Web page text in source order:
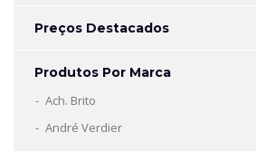
Preços Destacados
Produtos Por Marca
Ach. Brito
André Verdier